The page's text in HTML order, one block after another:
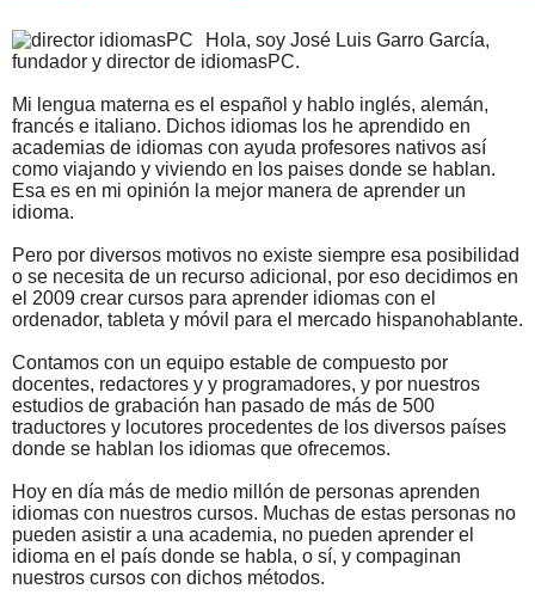
Hola, soy José Luis Garro García,
fundador y director de idiomasPC.
Mi lengua materna es el español y hablo inglés, alemán,
francés e italiano. Dichos idiomas los he aprendido en
academias de idiomas con ayuda profesores nativos así
como viajando y viviendo en los paises donde se hablan.
Esa es en mi opinión la mejor manera de aprender un
idioma.
Pero por diversos motivos no existe siempre esa posibilidad
o se necesita de un recurso adicional, por eso decidimos en
el 2009 crear cursos para aprender idiomas con el
ordenador, tableta y móvil para el mercado hispanohablante.
Contamos con un equipo estable de compuesto por
docentes, redactores y y programadores, y por nuestros
estudios de grabación han pasado de más de 500
traductores y locutores procedentes de los diversos países
donde se hablan los idiomas que ofrecemos.
Hoy en día más de medio millón de personas aprenden
idiomas con nuestros cursos. Muchas de estas personas no
pueden asistir a una academia, no pueden aprender el
idioma en el país donde se habla, o sí, y compaginan
nuestros cursos con dichos métodos.